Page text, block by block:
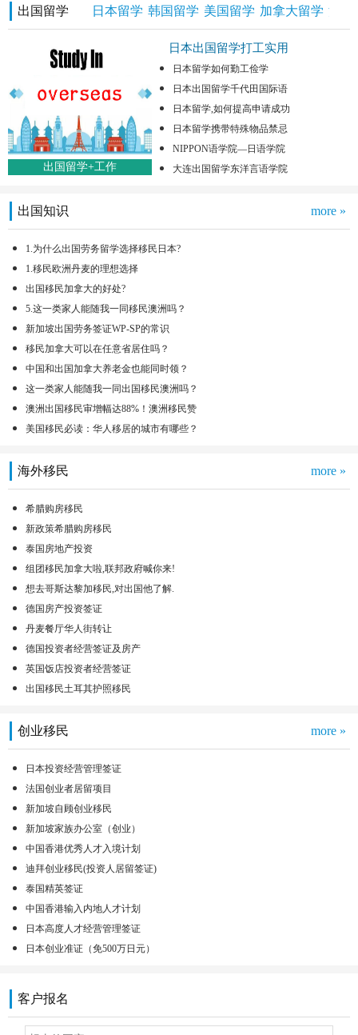
出国留学 日本留学 韩国留学 美国留学 加拿大留学 澳洲
出国留学+工作
日本出国留学打工实用
日本留学如何勤工俭学
日本出国留学千代田国际语
日本留学,如何提高申请成功
日本留学携带特殊物品禁忌
NIPPON语学院—日语学院
大连出国留学东洋言语学院
出国知识 more »
1.为什么出国劳务留学选择移民日本?
1.移民欧洲丹麦的理想选择
出国移民加拿大的好处?
5.这一类家人能随我一同移民澳洲吗？
新加坡出国劳务签证WP-SP的常识
移民加拿大可以在任意省居住吗？
中国和出国加拿大养老金也能同时领？
这一类家人能随我一同出国移民澳洲吗？
澳洲出国移民审增幅达88%！澳洲移民赞
美国移民必读：华人移居的城市有哪些？
海外移民 more »
希腊购房移民
新政策希腊购房移民
泰国房地产投资
组团移民加拿大啦,联邦政府喊你来!
想去哥斯达黎加移民,对出国他了解.
德国房产投资签证
丹麦餐厅华人街转让
德国投资者经营签证及房产
英国饭店投资者经营签证
出国移民土耳其护照移民
创业移民 more »
日本投资经营管理签证
法国创业者居留项目
新加坡自顾创业移民
新加坡家族办公室（创业）
中国香港优秀人才入境计划
迪拜创业移民(投资人居留签证)
泰国精英签证
中国香港输入内地人才计划
日本高度人才经营管理签证
日本创业准证（免500万日元）
客户报名